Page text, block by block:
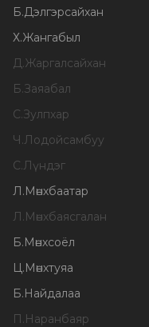
Б.Дэлгэрсайхан
Х.Жангабыл
Д.Жаргалсайхан
Б.Заяабал
С.Зулпхар
Ч.Лодойсамбуу
С.Лүндэг
Л.Мөнхбаатар
Л.Мөнхбаясгалан
Б.Мөнхсоёл
Ц.Мөнхтуяа
Б.Найдалаа
П.Наранбаяр